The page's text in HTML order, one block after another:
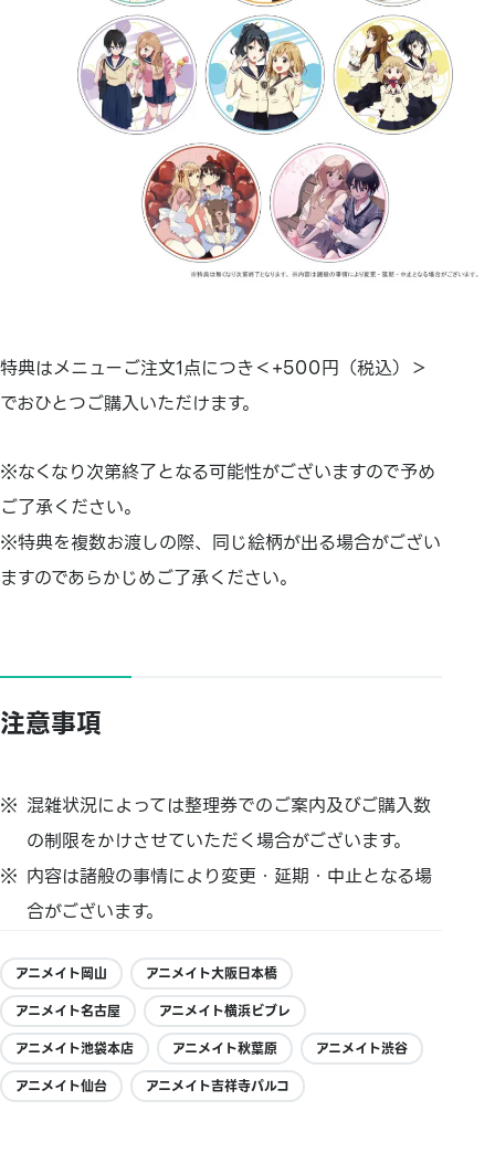
特典はメニューご注文1点につき＜+500円（税込）＞
でおひとつご購入いただけます。
※なくなり次第終了となる可能性がございますので予め
ご了承ください。
※特典を複数お渡しの際、同じ絵柄が出る場合がござい
ますのであらかじめご了承ください。
注意事項
混雑状況によっては整理券でのご案内及びご購入数
の制限をかけさせていただく場合がございます。
内容は諸般の事情により変更・延期・中止となる場
合がございます。
アニメイト岡山
アニメイト大阪日本橋
アニメイト名古屋
アニメイト横浜ビブレ
アニメイト池袋本店
アニメイト秋葉原
アニメイト渋谷
アニメイト仙台
アニメイト吉祥寺パルコ